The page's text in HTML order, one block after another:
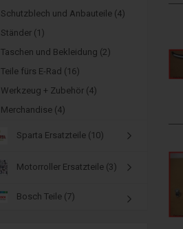
Schutzblech und Anbauteile (4)
Ständer (1)
Taschen und Bekleidung (2)
Teile fürs E-Rad (16)
Werkzeug + Zubehör (4)
Merchandise (4)
Sparta Ersatzteile (10)
Motorroller Ersatzteile (3)
Bosch Teile (7)